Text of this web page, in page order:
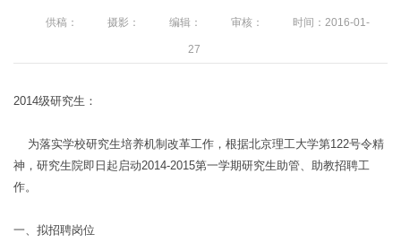
供稿： 摄影： 编辑： 审核： 时间：2016-01-
27
2014级研究生：
为落实学校研究生培养机制改革工作，根据北京理工大学第122号令精
神，研究生院即日起启动2014-2015第一学期研究生助管、助教招聘工
作。
一、拟招聘岗位